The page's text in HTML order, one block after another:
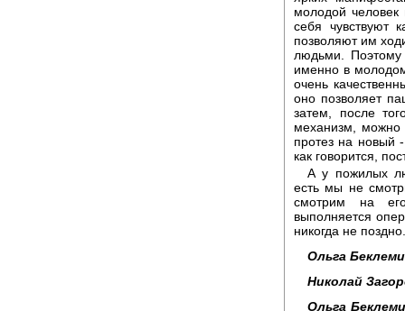
молодой
себя чувствуют
позволяют им
людьми.
именно в
очень
оно позволяет
затем, после
механизм, можно
протез на новый
как говорится,
А у пожилых
есть мы не
смотрим на
выполняется
никогда не поздно.
Ольга
Николай
Ольга